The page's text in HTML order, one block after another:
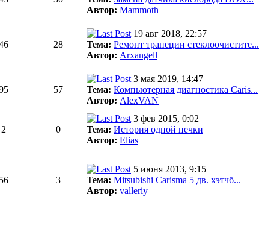
Автор: Mammoth
28
19 авг 2018, 22:57
Тема: Ремонт трапеции стеклоочистите...
Автор: Arxangell
57
3 мая 2019, 14:47
Тема: Компьютерная диагностика Caris...
Автор: AlexVAN
2 0
3 фев 2015, 0:02
Тема: История одной печки
Автор: Elias
56 3
5 июня 2013, 9:15
Тема: Mitsubishi Carisma 5 дв. хэтчб...
Автор: valleriy